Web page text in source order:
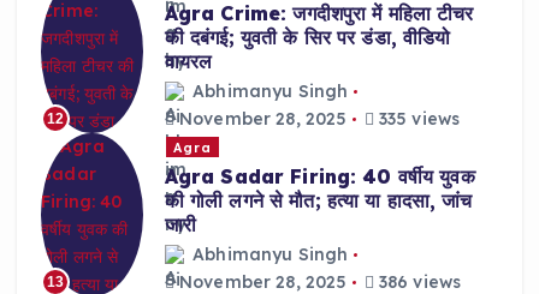
12
Agra Crime: जगदीशपुरा में महिला टीचर
की दबंगई; युवती के सिर पर डंडा, वीडियो
वायरल
Abhimanyu Singh
November 28, 2025
335 views
13
Agra
Agra Sadar Firing: 40 वर्षीय युवक
की गोली लगने से मौत; हत्या या हादसा, जांच
जारी
Abhimanyu Singh
November 28, 2025
386 views